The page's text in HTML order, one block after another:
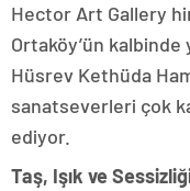
Hector Art Gallery
Ortaköy’ün
Hüsrev Kethüda
sanatseverleri çok
ediyor.
Taş, Işık ve